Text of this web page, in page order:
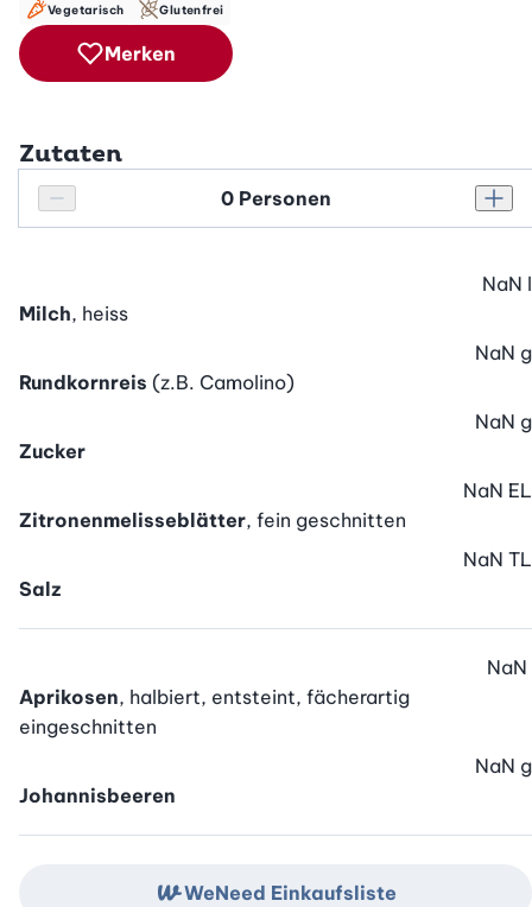
Vegetarisch Glutenfrei
Merken
Zutaten
Personenanzahl verringern
Personenanzahl
Milch, heiss
NaN l
Rundkornreis (z.B. Camolino)
NaN g
Zucker
NaN g
Zitronenmelisseblätter, fein geschnitten
NaN EL
Salz
NaN TL
Aprikosen, halbiert, entsteint, fächerartig
eingeschnitten
NaN
Johannisbeeren
NaN g
WeNeed Einkaufsliste